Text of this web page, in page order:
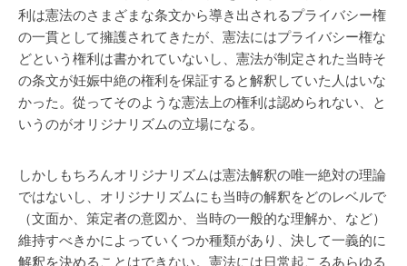
利は憲法のさまざまな条文から導き出されるプライバシー権
の一貫として擁護されてきたが、憲法にはプライバシー権な
どという権利は書かれていないし、憲法が制定された当時そ
の条文が妊娠中絶の権利を保証すると解釈していた人はいな
かった。從ってそのような憲法上の権利は認められない、と
いうのがオリジナリズムの立場になる。
しかしもちろんオリジナリズムは憲法解釈の唯一絶対の理論
ではないし、オリジナリズムにも当時の解釈をどのレベルで
（文面か、策定者の意図か、当時の一般的な理解か、など）
維持すべきかによっていくつか種類があり、決して一義的に
解釈を決めることはできない。憲法には日常起こるあらゆる